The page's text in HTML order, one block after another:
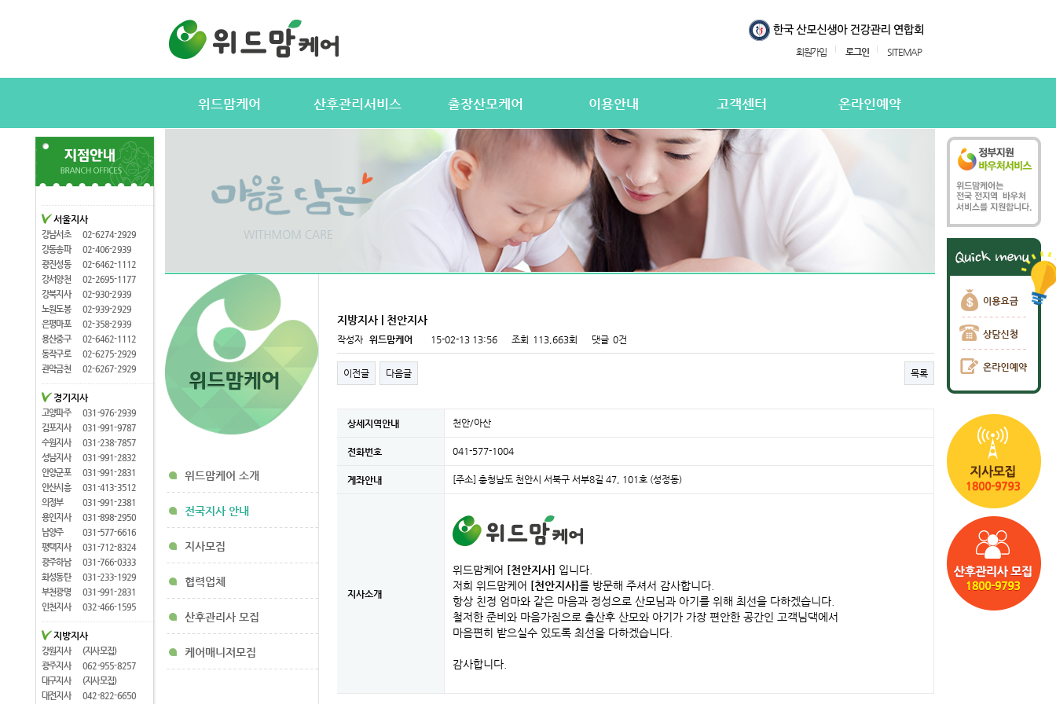
회원가입 로그인 SITEMAP
위드맘케어 산후관리서비스
산후관리사 업무
산후관리사 자격요건
출장산모케어
산전바디케어
산후바디케어
케어매니저 자격요건
유의사항
이용안내
이용절차
이용요금
대여용품
이용약관
고객센터
공지사항
문의하기
이용후기
자주하는질문
상담신청
상담신청 확인
온라인예약
온라인예약
온라인 예약확인
위드맘케어 소개
전국지사 안내
지사모집
협력업체
산후관리사 모집
케어매니저모집
서울지사
강남서초
02-6274-2929
강동송파
02-406-2939
광진성동
02-6462-1112
강서양천
02-2695-1177
강북지사
02-930-2939
노원도봉
02-939-2929
은평마포
02-358-2939
용산중구
02-6462-1112
동작구로
02-6275-2929
관악금천
02-6267-2929
경기지사
고양파주
031-976-2939
김포지사
031-991-9787
수원지사
031-238-7857
성남지사
031-991-2832
안양군포
031-991-2831
안산시흥
031-413-3512
의정부
031-991-2381
용인지사
031-898-2950
남양주
031-577-6616
평택지사
031-712-8324
광주하남
031-766-0333
화성동탄
031-233-1929
부천광명
031-991-2831
인천지사
032-466-1595
지방지사
강원지사
(지사모집)
광주지사
062-955-8257
대구지사
(지사모집)
대전지사
042-822-6650
지방지사 | 천안지사
작성자 위드맘케어 15-02-13 13:56 조회 113,663회 댓글 0건
이전글 다음글 목록
상세지역안내 천안/아산
전화번호 041-577-1004
계좌안내 [주소] 충청남도 천안시 서북구 서부8길 47, 101호 (성정동)
지사소개
위드맘케어 [천안지사] 입니다.
저희 위드맘케어 [천안지사]를 방문해 주셔서 감사합니다.
항상 친정 엄마와 같은 마음과 정성으로 산모님과 아기를 위해 최선을 다하겠습니다.
철저한 준비와 마음가짐으로 출산후 산모와 아기가 가장 편안한 공간인 고객님댁에서
마음편히 받으실수 있도록 최선을 다하겠습니다.
감사합니다.